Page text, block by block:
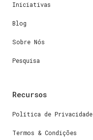
Iniciativas
Blog
Sobre Nós
Pesquisa
Recursos
Política de Privacidade
Termos & Condições